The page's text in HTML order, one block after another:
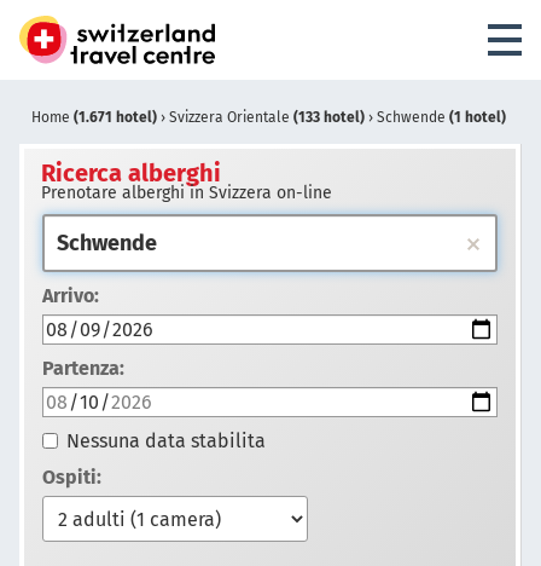
Home (1.671 hotel) › Svizzera Orientale (133 hotel) › Schwende (1 hotel)
Ricerca alberghi
Prenotare alberghi in Svizzera on-line
Arrivo:
Partenza:
Nessuna data stabilita
Ospiti: